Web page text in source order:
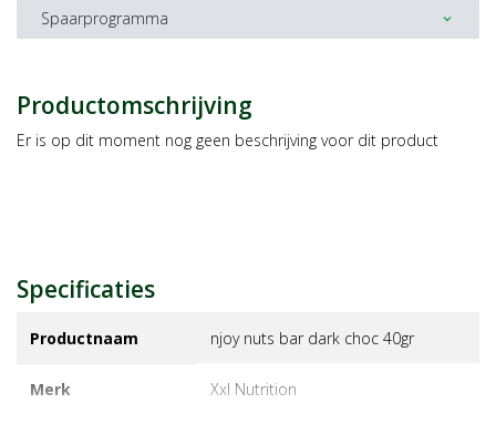
Spaarprogramma expand_more
Productomschrijving
Er is op dit moment nog geen beschrijving voor dit product
Specificaties
Productnaam njoy nuts bar dark choc 40gr
Merk xxl nutrition